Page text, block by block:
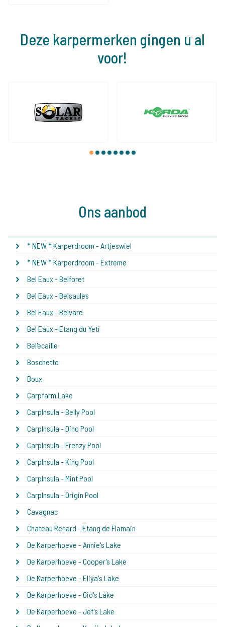
Deze karpermerken gingen u al
voor!
1 2 3 4 5 6 7 8
Ons aanbod
* NEW * Karperdroom - Artjeswiel
* NEW * Karperdroom - Extreme
Bel Eaux - Belforet
Bel Eaux - Belsaules
Bel Eaux - Belvare
Bel Eaux - Etang du Yeti
Bel'ecaille
Boschetto
Boux
Carpfarm Lake
CarpInsula - Belly Pool
CarpInsula - Dino Pool
CarpInsula - Frenzy Pool
CarpInsula - King Pool
CarpInsula - Mint Pool
CarpInsula - Origin Pool
Cavagnac
Chateau Renard - Etang de Flamain
De Karperhoeve - Annie's Lake
De Karperhoeve - Cooper's Lake
De Karperhoeve - Eliya's Lake
De Karperhoeve - Gio's Lake
De Karperhoeve - Jef's Lake